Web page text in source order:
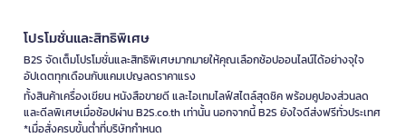
โปรโมชั่นและสิทธิพิเศษ
B2S จัดเต็มโปรโมชั่นและสิทธิพิเศษมากมายให้คุณเลือกช้อปออนไลน์ได้อย่างจุใจ
อัปเดตทุกเดือนกับแคมเปญลดราคาแรง
ทั้งสินค้าเครื่องเขียน หนังสือขายดี และไอเทมไลฟ์สไตล์สุดชิค พร้อมคูปองส่วนลด
และดีลพิเศษเมื่อช้อปผ่าน B2S.co.th เท่านั้น นอกจากนี้ B2S ยังใจดีส่งฟรีทั่วประเทศ
*เมื่อสั่งครบขั้นต่ำที่บริษัทกำหนด